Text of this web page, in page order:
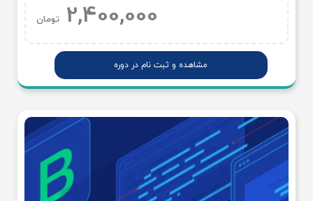
2,400,000 تومان
مشاهده و ثبت نام در دوره